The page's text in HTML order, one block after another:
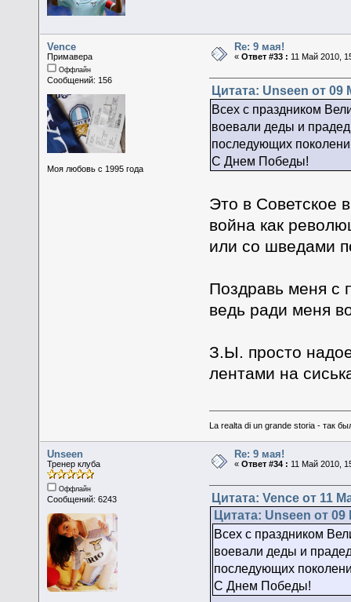
Vence
Примавера
Оффлайн
Сообщений: 156
Моя любовь с 1995 года
Re: 9 мая!
«Ответ #33 : 11 Май 2010,
Цитата: Unseen от 09
Всех с праздником
воевали деды и
последующих
С Днем Победы!
Это в Советское
война как
или со шведами
Поздравь меня с
ведь ради меня
З.Ы. просто
лентами на
La realta di un grande storia - так
Unseen
Тренер клуба
Оффлайн
Сообщений: 6243
Re: 9 мая!
«Ответ #34 : 11 Май 2010,
Цитата: Vence от 11
Цитата: Unseen от 09
Всех с праздником
воевали деды и
последующих
С Днем Победы!